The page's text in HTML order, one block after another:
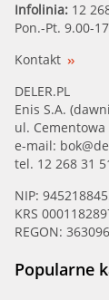
Infolinia: 12
Pon.-Pt. 9.00-
Kontakt
DELER.PL
Enis S.A.
ul. Cementowa
e-mail:
tel. 12 268 31
NIP:
KRS
REGON:
Popularne